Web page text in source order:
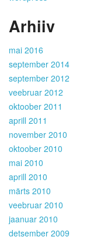
Arhiiv
mai 2016
september 2014
september 2012
veebruar 2012
oktoober 2011
aprill 2011
november 2010
oktoober 2010
mai 2010
aprill 2010
märts 2010
veebruar 2010
jaanuar 2010
detsember 2009